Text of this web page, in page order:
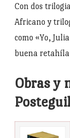
Con dos
Africano y
como «Yo,
buena
Obras y